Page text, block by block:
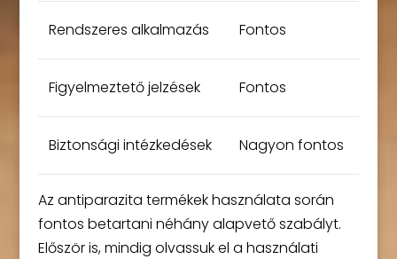
Rendszeres alkalmazás Fontos
Figyelmeztető jelzések Fontos
Biztonsági intézkedések Nagyon fontos
Az antiparazita termékek használata során
fontos betartani néhány alapvető szabályt.
Először is, mindig olvassuk el a használati